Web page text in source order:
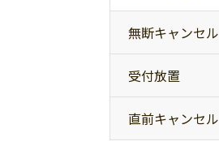
無断キャンセル
受付放置
直前キャンセル